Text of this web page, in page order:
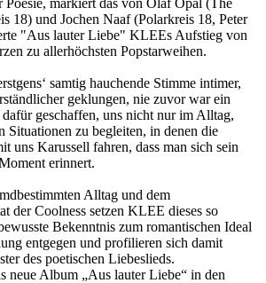
18) und Jochen Naaf (Polarkreis 18, Peter
"Aus lauter Liebe" KLEEs Aufstieg von
zu allerhöchsten Popstarweihen.
samtig hauchende Stimme intimer,
geklungen, nie zuvor war ein
geschaffen, uns nicht nur im Alltag,
Situationen zu begleiten, in denen die
uns Karussell fahren, dass man sich sein
erinnert.
Alltag und dem
der Coolness setzen KLEE dieses so
Bekenntnis zum romantischen Ideal
entgegen und profilieren sich damit
des poetischen Liebeslieds.
neue Album „Aus lauter Liebe“ in den